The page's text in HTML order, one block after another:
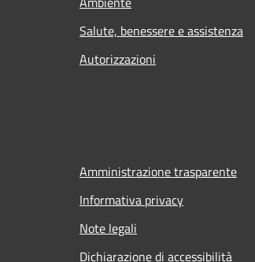
Salute, benessere e assistenza
Autorizzazioni
Amministrazione trasparente
Informativa privacy
Note legali
Dichiarazione di accessibilità